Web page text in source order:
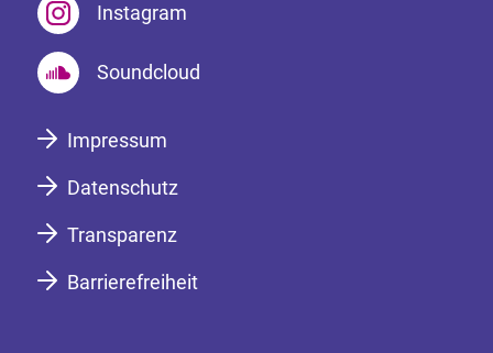
Instagram
Soundcloud
Impressum
Datenschutz
Transparenz
Barrierefreiheit